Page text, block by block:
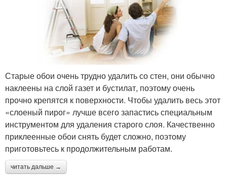
Старые обои очень трудно удалить со стен, они обычно
наклеены на слой газет и бустилат, поэтому очень
прочно крепятся к поверхности. Чтобы удалить весь этот
«слоеный пирог» лучше всего запастись специальным
инструментом для удаления старого слоя. Качественно
приклеенные обои снять будет сложно, поэтому
приготовьтесь к продолжительным работам.
читать дальше →